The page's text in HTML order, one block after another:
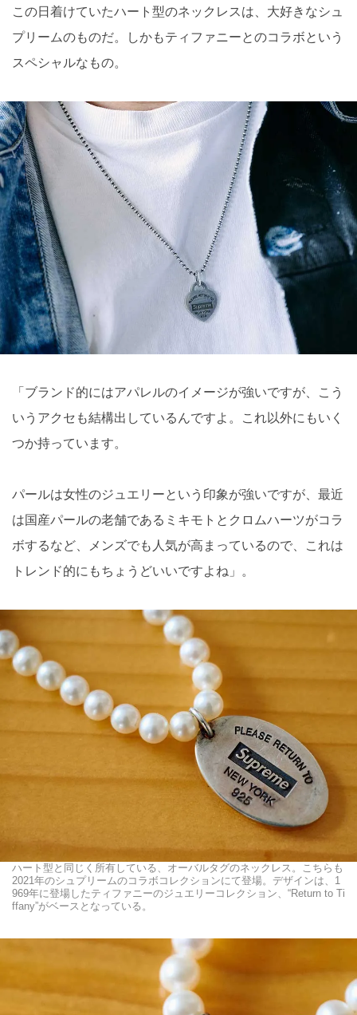
この⽇着けていたハート型のネックレスは、⼤好きなシュ
プリームのものだ。しかもティファニーとのコラボという
スペシャルなもの。
「ブランド的にはアパレルのイメージが強いですが、こう
いうアクセも結構出しているんですよ。これ以外にもいく
つか持っています。
パールは⼥性のジュエリーという印象が強いですが、最近
は国産パールの⽼舗であるミキモトとクロムハーツがコラ
ボするなど、メンズでも⼈気が⾼まっているので、これは
トレンド的にもちょうどいいですよね」。
ハート型と同じく所有している、オーバルタグのネックレス。こちらも
2021年のシュプリームのコラボコレクションにて登場。デザインは、1
969年に登場したティファニーのジュエリーコレクション、“Return to Ti
ffany”がベースとなっている。